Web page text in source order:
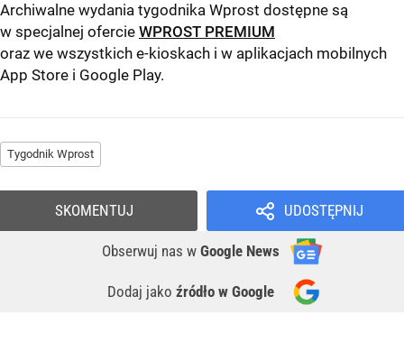
Archiwalne wydania tygodnika Wprost dostępne są
w specjalnej ofercie WPROST PREMIUM
oraz we wszystkich e-kioskach i w aplikacjach mobilnych
App Store i Google Play.
Tygodnik Wprost
UDOSTĘPNIJ
Obserwuj nas w Google News
Dodaj jako źródło w Google
SKOMENTUJ